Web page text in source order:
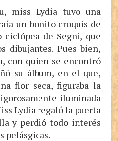
miss Lydia tuvo una
un bonito croquis de
ciclópea de Segni, que
dibujantes. Pues bien,
con quien se encontró
su álbum, en el que,
flor seca, figuraba la
iluminada
Lydia regaló la puerta
y perdió todo interés
pelásgicas.